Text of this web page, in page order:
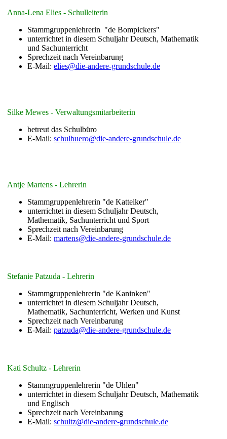
Anna-Lena Elies - Schulleiterin
Stammgruppenlehrerin "de Bompickers"
unterrichtet in diesem Schuljahr Deutsch, Mathematik
und Sachunterricht
Sprechzeit nach Vereinbarung
E-Mail: elies@die-andere-grundschule.de
Silke Mewes - Verwaltungsmitarbeiterin
betreut das Schulbüro
E-Mail: schulbuero@die-andere-grundschule.de
Antje Martens - Lehrerin
Stammgruppenlehrerin "de Katteiker"
unterrichtet in diesem Schuljahr Deutsch,
Mathematik, Sachunterricht und Sport
Sprechzeit nach Vereinbarung
E-Mail: martens@die-andere-grundschule.de
Stefanie Patzuda - Lehrerin
Stammgruppenlehrerin "de Kaninken"
unterrichtet in diesem Schuljahr Deutsch,
Mathematik, Sachunterricht, Werken und Kunst
Sprechzeit nach Vereinbarung
E-Mail: patzuda@die-andere-grundschule.de
Kati Schultz - Lehrerin
Stammgruppenlehrerin "de Uhlen"
unterrichtet in diesem Schuljahr Deutsch, Mathematik
und Englisch
Sprechzeit nach Vereinbarung
E-Mail: schultz@die-andere-grundschule.de